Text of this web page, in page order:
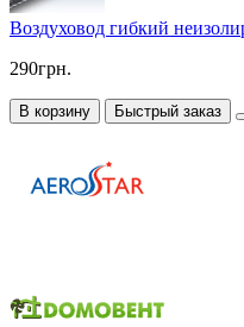
Воздуховод гибкий
290грн.
В корзину Быстрый заказ